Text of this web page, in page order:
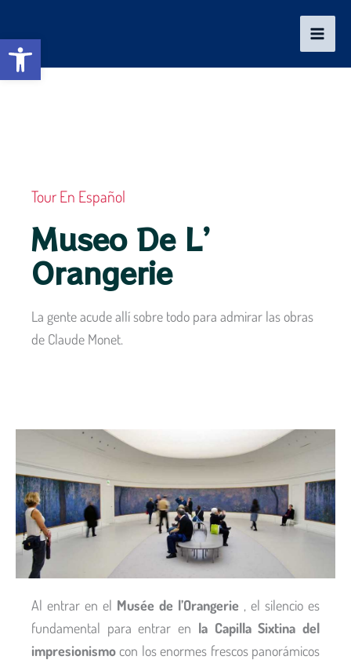
Abrir barra de herramientas
contenido
Tour En Español
Museo De L’
Orangerie
La gente acude allí sobre todo para admirar las obras
de Claude Monet.
Al entrar en el Musée de l’Orangerie , el silencio es
fundamental para entrar en la Capilla Sixtina del
impresionismo con los enormes frescos panorámicos